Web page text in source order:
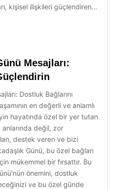
kişisel ilişkileri güçlendiren…
Mesajları:
Dostluk Bağlarını
en değerli ve anlamlı
hayatında özel bir yer tutan
değil, zor
destek veren ve bizi
Günü, bu özel bağları
mükemmel bir fırsattır. Bu
önemini, dostluk
ve bu özel günde